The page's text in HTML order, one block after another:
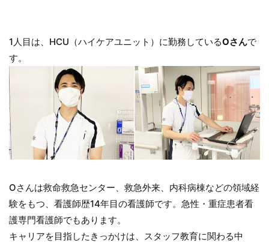
1人目は、HCU（ハイケアユニット）に勤務しているOさんで
す。
Oさんは救命救急センター、救急外来、内科病棟などの領域経
験をもつ、看護師歴14年目の看護師です。急性・重症患者看
護専門看護師でもあります。
キャリアを目指したきっかけは、スタッフ教育に関わる中